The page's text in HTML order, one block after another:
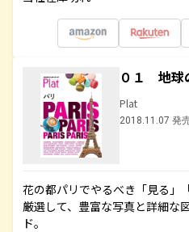
０１ 地球
Plat
2018.11.07 発
花の都パリでやるべき「見る」
厳選して、豊富な写真と詳細な
ド。